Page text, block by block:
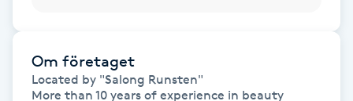
Kemisk peeling
Om företaget
Located by "Salong Runsten"
More than 10 years of experience in beauty